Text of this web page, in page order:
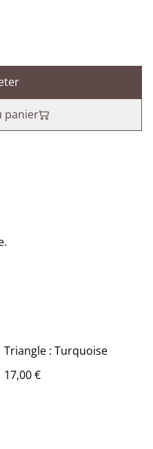
panier
Triangle : Turquoise
17,00 €